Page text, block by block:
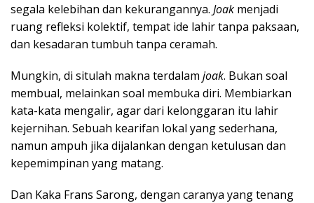
segala kelebihan dan kekurangannya. Joak menjadi
ruang refleksi kolektif, tempat ide lahir tanpa paksaan,
dan kesadaran tumbuh tanpa ceramah.
Mungkin, di situlah makna terdalam joak. Bukan soal
membual, melainkan soal membuka diri. Membiarkan
kata-kata mengalir, agar dari kelonggaran itu lahir
kejernihan. Sebuah kearifan lokal yang sederhana,
namun ampuh jika dijalankan dengan ketulusan dan
kepemimpinan yang matang.
Dan Kaka Frans Sarong, dengan caranya yang tenang